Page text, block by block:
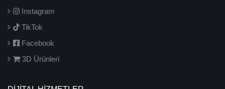
Instagram
TikTok
Facebook
3D Ürünleri